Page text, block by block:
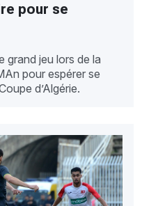
pour se
grand jeu lors de la
pour espérer se
d’Algérie.